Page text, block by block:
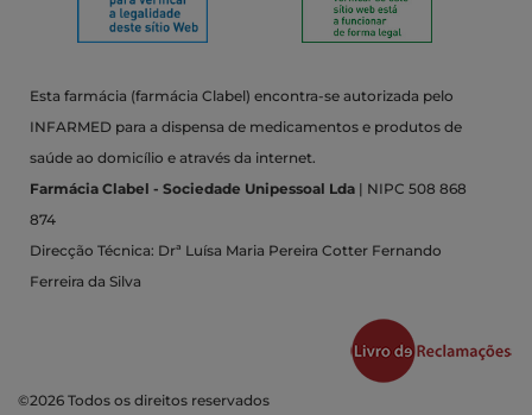
Esta farmácia (farmácia Clabel) encontra-se autorizada pelo
INFARMED para a dispensa de medicamentos e produtos de
saúde ao domicílio e através da internet.
Farmácia Clabel - Sociedade Unipessoal Lda | NIPC 508 868
874
Direcção Técnica: Drª Luísa Maria Pereira Cotter Fernando
Ferreira da Silva
©2026 Todos os direitos reservados